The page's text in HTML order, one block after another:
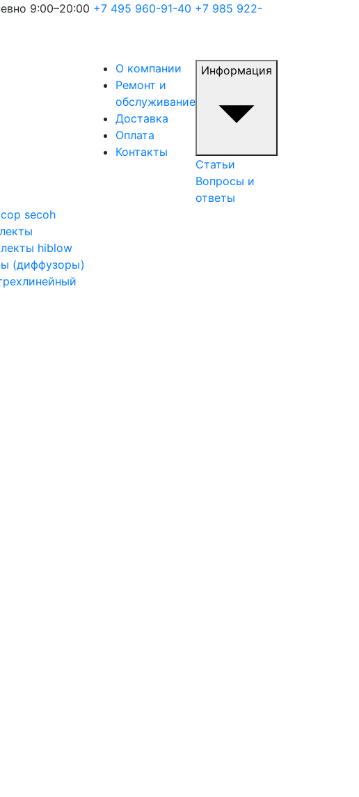
9:00–20:00 +7 495 960-91-40 +7 985 922-
secoh
hiblow
(диффузоры)
О компании
Ремонт и
обслуживание
Доставка
Оплата
Контакты
Информация
Статьи
Вопросы и
ответы